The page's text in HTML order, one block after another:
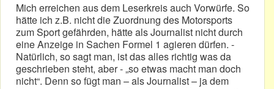
Mich erreichen aus dem Leserkreis auch Vorwürfe. So
hätte ich z.B. nicht die Zuordnung des Motorsports
zum Sport gefährden, hätte als Journalist nicht durch
eine Anzeige in Sachen Formel 1 agieren dürfen. -
Natürlich, so sagt man, ist das alles richtig was da
geschrieben steht, aber - „so etwas macht man doch
nicht“. Denn so fügt man – als Journalist – ja dem